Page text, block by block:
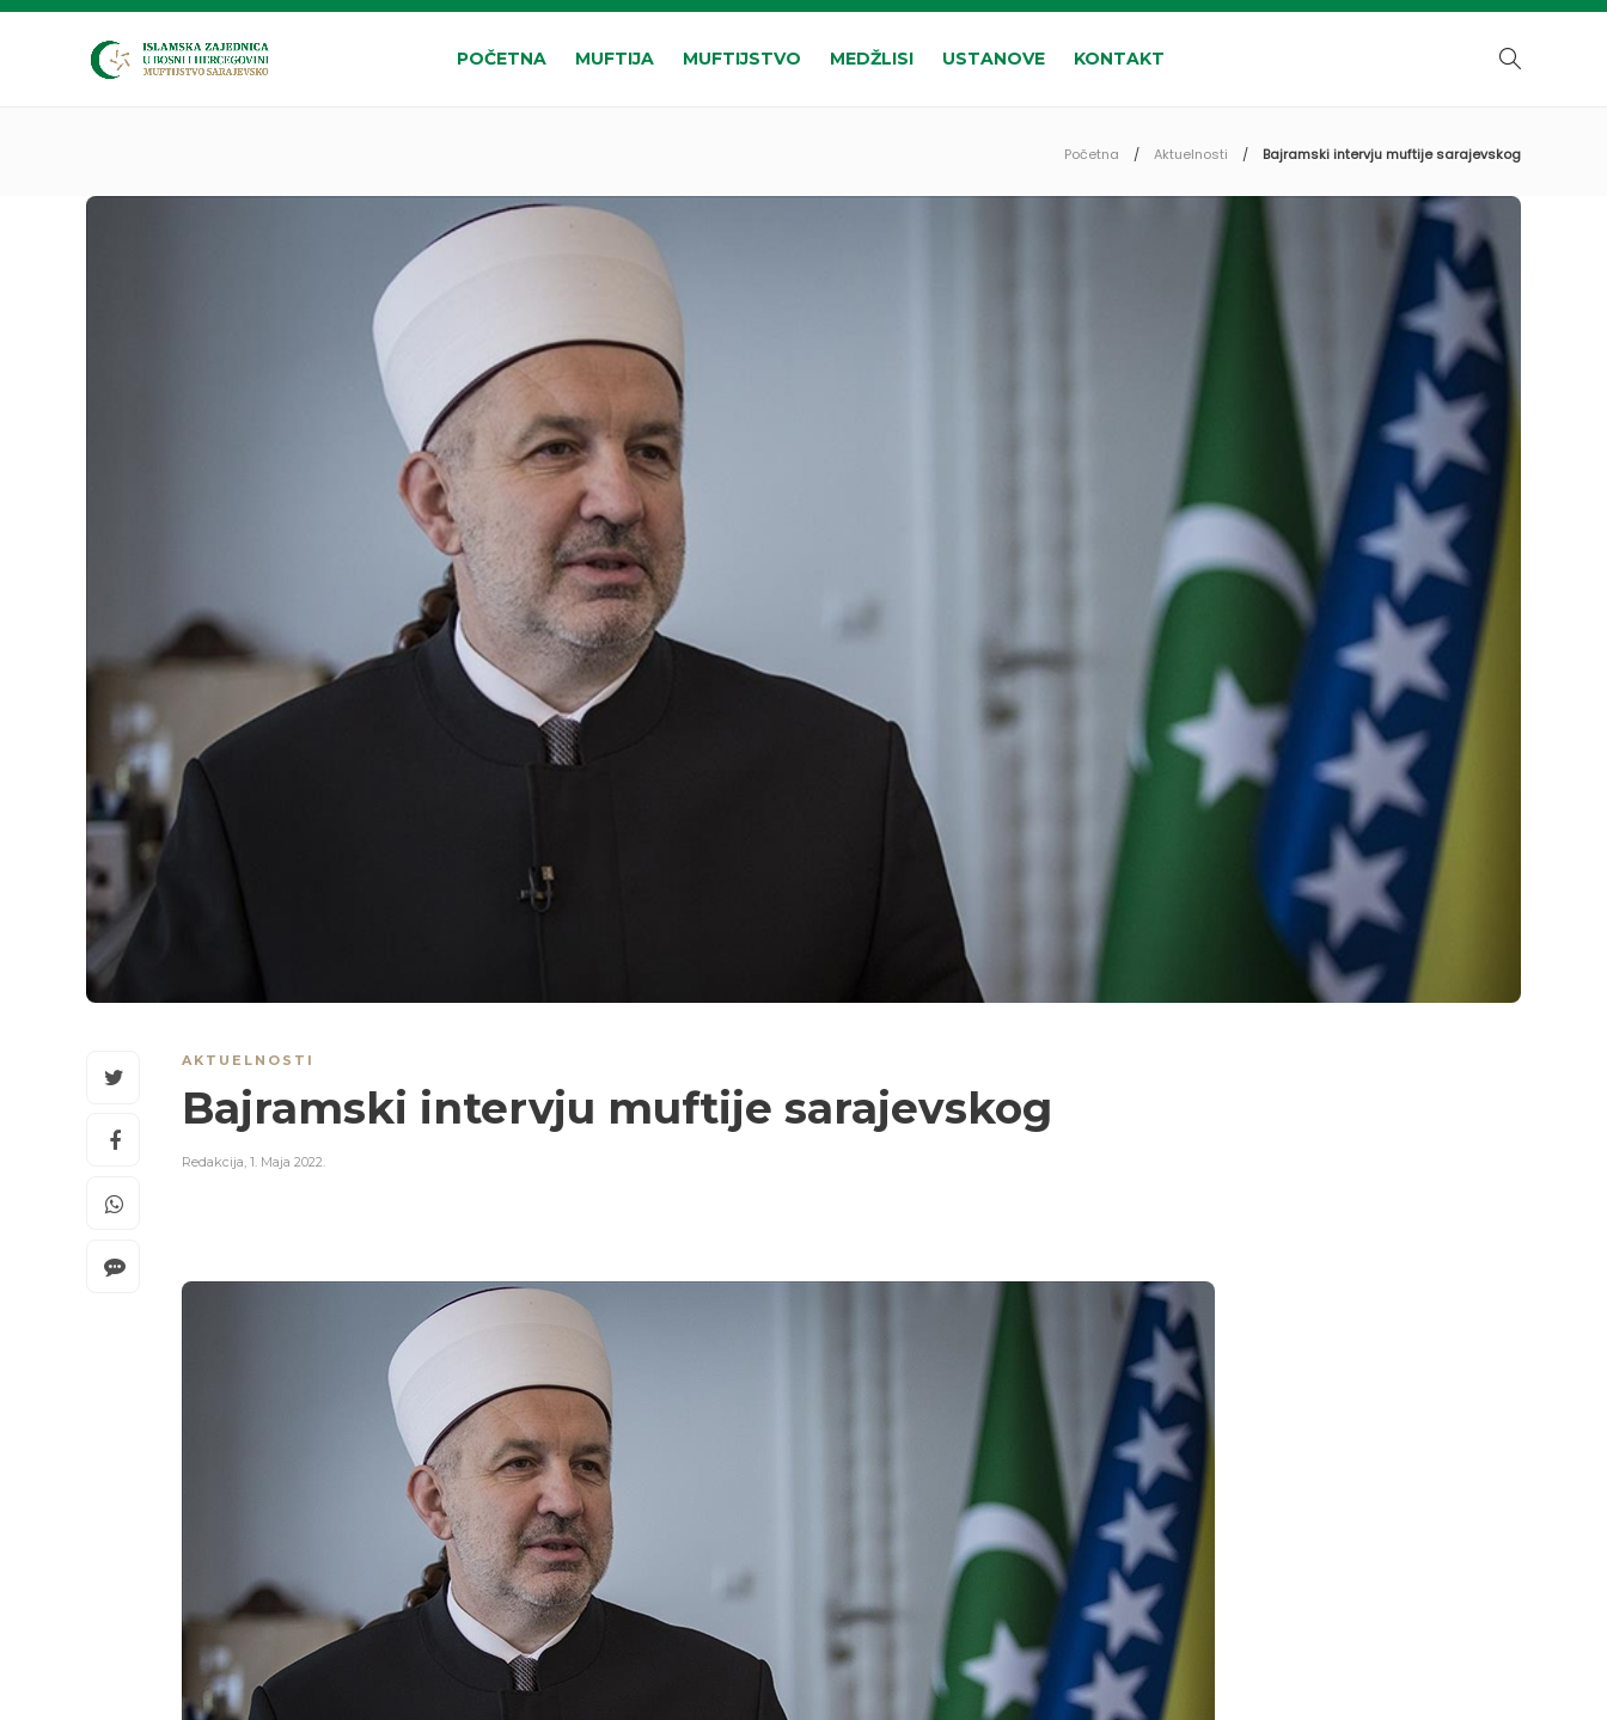
POČETNA MUFTIJA MUFTIJSTVO MEDŽLISI USTANOVE KONTAKT
Početna Aktuelnosti Bajramski intervju muftije sarajevskog
AKTUELNOSTI
Bajramski intervju muftije sarajevskog
Redakcija, 1. Maja 2022.